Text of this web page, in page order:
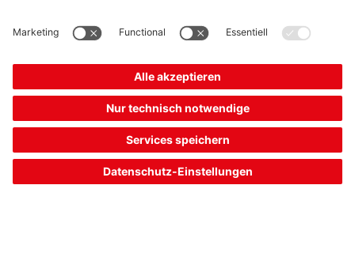
Organes de commande, longueur du câble:
24
Force d'extraction, organe de commande
déverrouillé:83 N
Prix catalogue: 109,00 CHF*
Votre prix:Se connecter